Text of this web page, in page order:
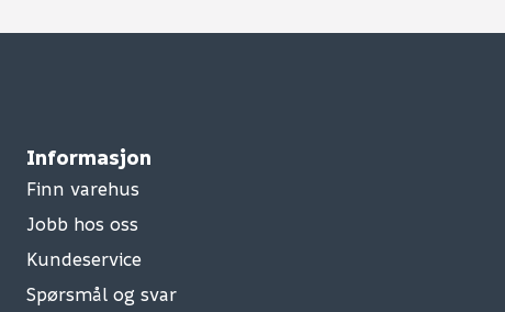
Informasjon
Finn varehus
Jobb hos oss
Kundeservice
Spørsmål og svar